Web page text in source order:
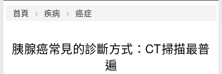
男性
首頁 疾病 癌症
胰腺癌常見的診斷方式：CT掃描最普
遍